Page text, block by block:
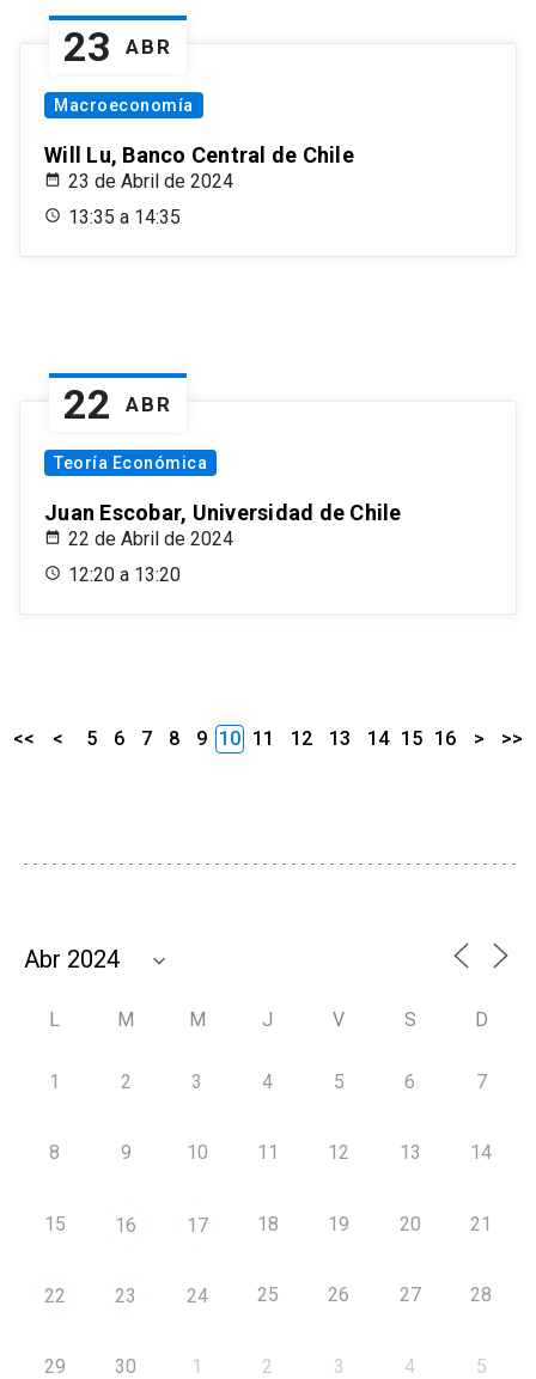
23 ABR
Macroeconomía
Will Lu, Banco Central de Chile
23 de Abril de 2024
13:35 a 14:35
22 ABR
Teoría Económica
Juan Escobar, Universidad de Chile
22 de Abril de 2024
12:20 a 13:20
<< < 5 6 7 8 9 10 11 12 13 14 15 16 > >>
L M M J V S D
1 2 3 4 5 6 7
8 9 10 11 12 13 14
15 16 17 18 19 20 21
22 23 24 25 26 27 28
29 30 1 2 3 4 5